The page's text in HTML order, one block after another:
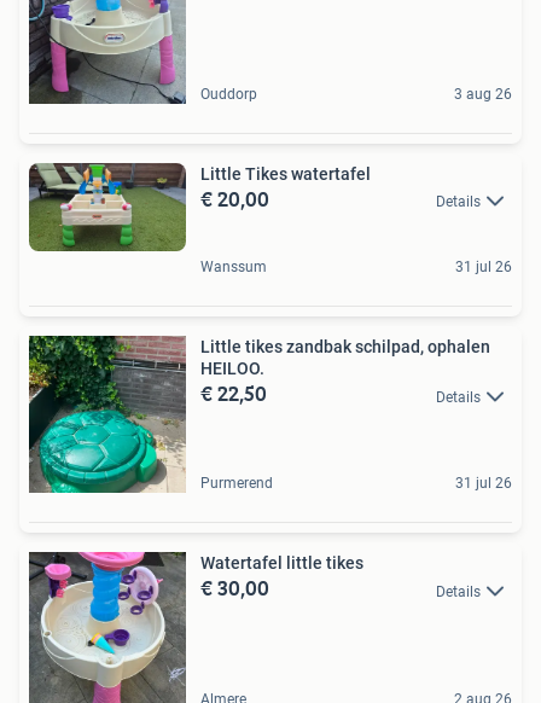
Ouddorp 3 aug 26
Little Tikes watertafel
€ 20,00 Details
Wanssum 31 jul 26
Little tikes zandbak schilpad, ophalen
HEILOO.
€ 22,50 Details
Purmerend 31 jul 26
Watertafel little tikes
€ 30,00 Details